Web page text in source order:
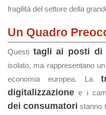
fragilità del settore della
Un Quadro
Questi tagli ai posti di
isolato, ma rappresentano
economia europea. La
digitalizzazione e i
dei consumatori stanno